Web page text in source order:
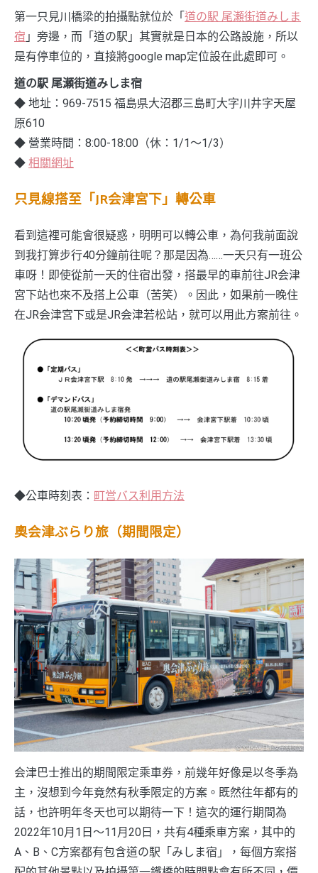
第一只見川橋梁的拍攝點就位於「 道の駅 尾瀬街道みしま
宿 」旁邊，而「道の駅」其實就是日本的公路設施，所以
是有停車位的，直接將google map定位設在此處即可。
道の駅 尾瀬街道みしま宿
◆ 地址：969-7515 福島県大沼郡三島町大字川井字天屋
原610
◆ 營業時間：8:00-18:00（休：1/1～1/3）
◆ 相關網址
只見線搭至「JR会津宮下」轉公車
看到這裡可能會很疑惑，明明可以轉公車，為何我前面說
到我打算步行40分鐘前往呢？那是因為……一天只有一班公
車呀！即使從前一天的住宿出發，搭最早的車前往JR会津
宮下站也來不及搭上公車（苦笑）。因此，如果前一晚住
在JR会津宮下或是JR会津若松站，就可以用此方案前往。
◆公車時刻表： 町営バス利用方法
奧会津ぶらり旅（期間限定）
会津巴士推出的期間限定乘車券，前幾年好像是以冬季為
主，沒想到今年竟然有秋季限定的方案。既然往年都有的
話，也許明年冬天也可以期待一下！這次的運行期間為
2022年10月1日～11月20日，共有4種乘車方案，其中的
A、B、C方案都有包含道の駅「みしま宿」，每個方案搭